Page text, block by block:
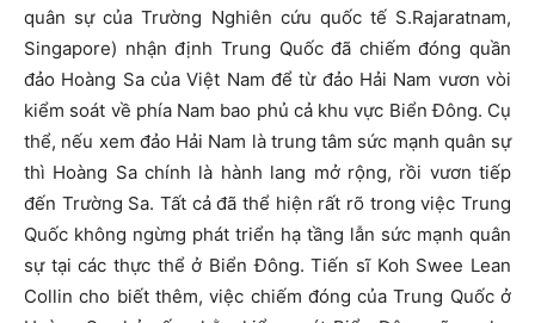
quân sự của Trường Nghiên cứu quốc tế S.Rajaratnam,
Singapore) nhận định Trung Quốc đã chiếm đóng quần
đảo Hoàng Sa của Việt Nam để từ đảo Hải Nam vươn vòi
kiểm soát về phía Nam bao phủ cả khu vực Biển Đông. Cụ
thể, nếu xem đảo Hải Nam là trung tâm sức mạnh quân sự
thì Hoàng Sa chính là hành lang mở rộng, rồi vươn tiếp
đến Trường Sa. Tất cả đã thể hiện rất rõ trong việc Trung
Quốc không ngừng phát triển hạ tầng lẫn sức mạnh quân
sự tại các thực thể ở Biển Đông. Tiến sĩ Koh Swee Lean
Collin cho biết thêm, việc chiếm đóng của Trung Quốc ở